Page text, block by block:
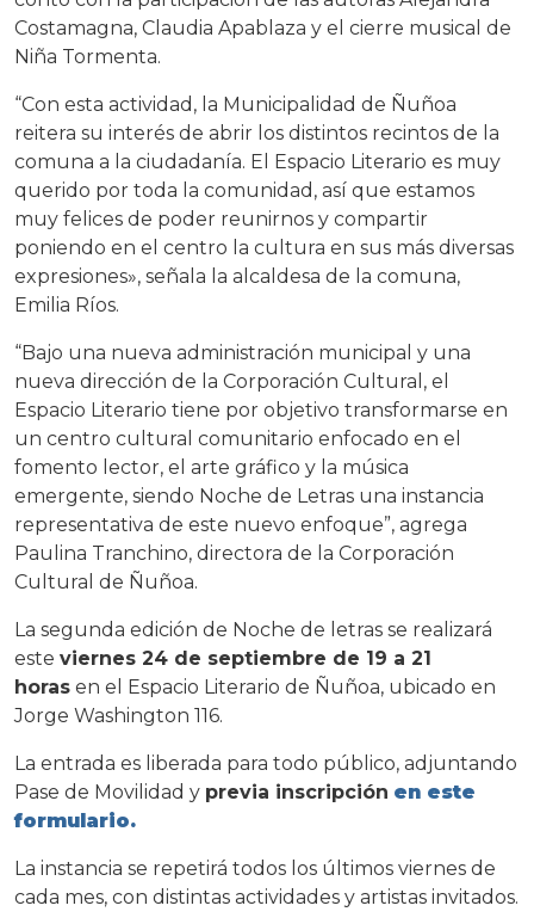
Costamagna, Claudia Apablaza y el cierre musical de
Niña Tormenta.
“Con esta actividad, la Municipalidad de Ñuñoa
reitera su interés de abrir los distintos recintos de la
comuna a la ciudadanía. El Espacio Literario es muy
querido por toda la comunidad, así que estamos
muy felices de poder reunirnos y compartir
poniendo en el centro la cultura en sus más diversas
expresiones», señala la alcaldesa de la comuna,
Emilia Ríos.
“Bajo una nueva administración municipal y una
nueva dirección de la Corporación Cultural, el
Espacio Literario tiene por objetivo transformarse en
un centro cultural comunitario enfocado en el
fomento lector, el arte gráfico y la música
emergente, siendo Noche de Letras una instancia
representativa de este nuevo enfoque”, agrega
Paulina Tranchino, directora de la Corporación
Cultural de Ñuñoa.
La segunda edición de Noche de letras se realizará
este viernes 24 de septiembre de 19 a 21
horas en el Espacio Literario de Ñuñoa, ubicado en
Jorge Washington 116.
La entrada es liberada para todo público, adjuntando
Pase de Movilidad y previa inscripción en este
formulario.
La instancia se repetirá todos los últimos viernes de
cada mes, con distintas actividades y artistas invitados.